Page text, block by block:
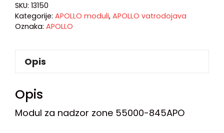
SKU: 13150
Kategorije: APOLLO moduli, APOLLO vatrodojava
Oznaka: APOLLO
Opis
Opis
Modul za nadzor zone 55000-845APO